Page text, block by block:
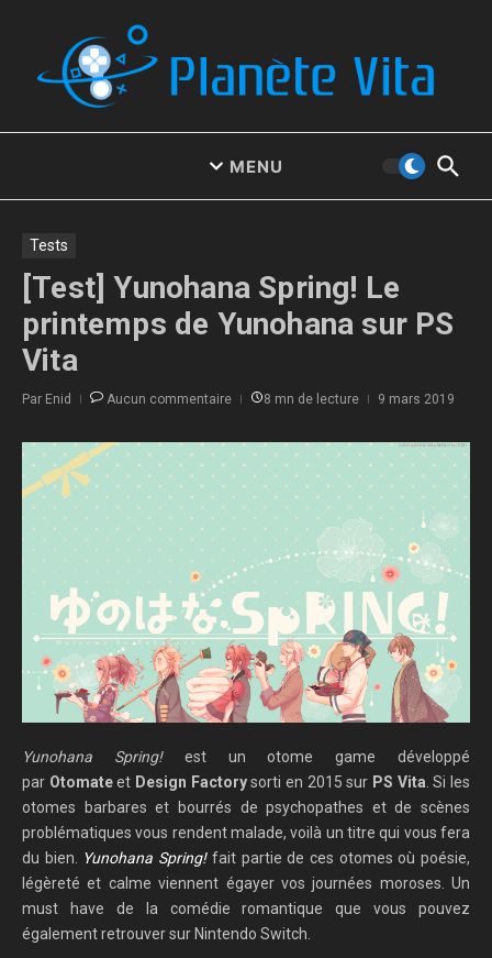
MENU
Tests
[Test] Yunohana Spring! Le
printemps de Yunohana sur PS
Vita
Par Enid Aucun commentaire 8 mn de lecture 9 mars 2019
Yunohana Spring! est un otome game développé
par Otomateet Design Factorysorti en 2015 sur PS Vita . Si les
otomes barbares et bourrés de psychopathes et de scènes
problématiques vous rendent malade, voilà un titre qui vous fera
du bien. Yunohana Spring! fait partie de ces otomes où poésie,
légèreté et calme viennent égayer vos journées moroses. Un
must have de la comédie romantique que vous pouvez
également retrouver sur Nintendo Switch.